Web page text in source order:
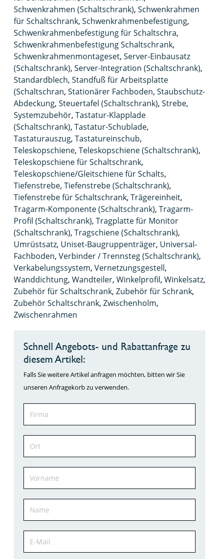
Schwenkrahmen (Schaltschrank), Schwenkrahmen
für Schaltschrank, Schwenkrahmenbefestigung,
Schwenkrahmenbefestigung für Schaltschra,
Schwenkrahmenbefestigung Schaltschrank,
Schwenkrahmenmontageset, Server-Einbausatz
(Schaltschrank), Server-Integration (Schaltschrank),
Standardblech, Standfuß für Arbeitsplatte
(Schaltschran, Stationärer Fachboden, Staubschutz-
Abdeckung, Steuertafel (Schaltschrank), Strebe,
Systemzubehör, Tastatur-Klapplade
(Schaltschrank), Tastatur-Schublade,
Tastaturauszug, Tastatureinschub,
Teleskopschiene, Teleskopschiene (Schaltschrank),
Teleskopschiene für Schaltschrank,
Teleskopschiene/Gleitschiene für Schalts,
Tiefenstrebe, Tiefenstrebe (Schaltschrank),
Tiefenstrebe für Schaltschrank, Trägereinheit,
Tragarm-Komponente (Schaltschrank), Tragarm-
Profil (Schaltschrank), Tragplatte für Monitor
(Schaltschrank), Tragschiene (Schaltschrank),
Umrüstsatz, Uniset-Baugruppenträger, Universal-
Fachboden, Verbinder / Trennsteg (Schaltschrank),
Verkabelungssystem, Vernetzungsgestell,
Wanddichtung, Wandteiler, Winkelprofil, Winkelsatz,
Zubehör für Schaltschrank, Zubehör für Schrank,
Zubehör Schaltschrank, Zwischenholm,
Zwischenrahmen
Schnell Angebots- und Rabattanfrage zu
diesem Artikel:
Falls Sie weitere Artikel anfragen möchten, bitten wir Sie
unseren Anfragekorb zu verwenden.